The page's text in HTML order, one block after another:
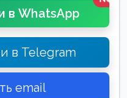
в WhatsApp
в Telegram
email